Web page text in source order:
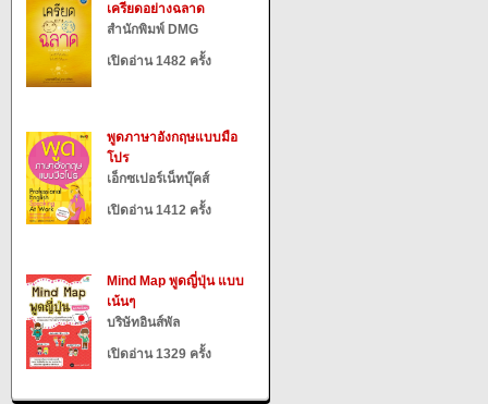
เครียดอย่างฉลาด
สำนักพิมพ์ DMG
เปิดอ่าน 1482 ครั้ง
พูดภาษาอังกฤษแบบมือ
โปร
เอ็กซเปอร์เน็ทบุ๊คส์
เปิดอ่าน 1412 ครั้ง
Mind Map พูดญี่ปุ่น แบบ
เน้นๆ
บริษัทอินส์พัล
เปิดอ่าน 1329 ครั้ง